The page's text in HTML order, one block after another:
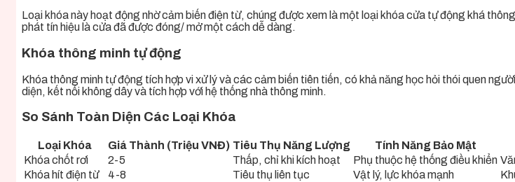
Loại khóa này hoạt động nhờ cảm biến điện từ, chúng được xem là một loại khóa cửa tự động khá
phát tín hiệu là cửa đã được đóng/ mở một cách dễ dàng.
Khóa thông minh tự động
Khóa thông minh tự động tích hợp vi xử lý và các cảm biến tiên tiến, có khả năng học hỏi thói quen
diện, kết nối không dây và tích hợp với hệ thống nhà thông minh.
So Sánh Toàn Diện Các Loại Khóa
Loại Khóa Giá Thành (Triệu VNĐ) Tiêu Thụ Năng Lượng Tính Năng Bảo Mật
Khóa chốt rơi
2-5 Thấp, chỉ khi kích hoạt Phụ thuộc hệ thống điều khiển
Khóa hít điện từ
4-8 Tiêu thụ liên tục Vật lý, lực khóa mạnh